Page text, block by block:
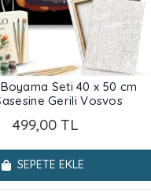
Seti 40 x 50 cm
Gerili Vosvos
499,00 TL
SEPETE EKLE